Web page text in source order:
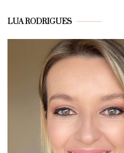
LUA RODRIGUES